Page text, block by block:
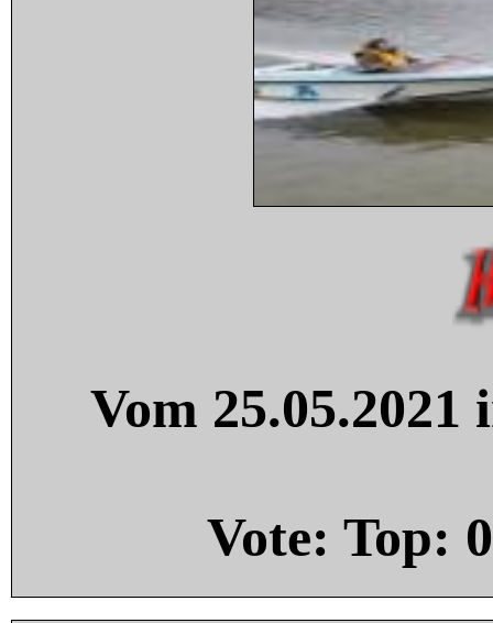
Vom
Vote: Top: 0